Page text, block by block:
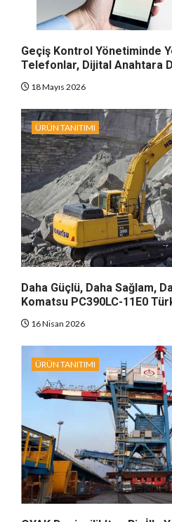
Geçiş Kontrol Yönetiminde
Telefonlar, Dijital Anahtara
18 Mayıs 2026
ÜRÜN TANITIMI
Daha Güçlü, Daha Sağlam,
Komatsu PC390LC-11E0
16 Nisan 2026
ÜRÜN TANITIMI